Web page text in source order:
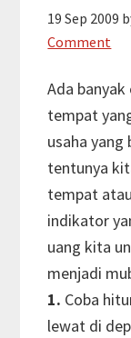
19 Sep 2009
Comment
Ada
tempat
usaha yang
tentunya
tempat
indikator
uang kita
menjadi
1. Coba
lewat di